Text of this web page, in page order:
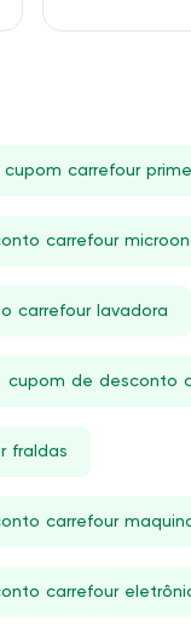
cupom carrefour
carrefour
carrefour lavadora
cupom de desconto
fraldas
carrefour
carrefour